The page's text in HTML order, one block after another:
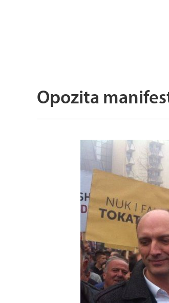
Opozita